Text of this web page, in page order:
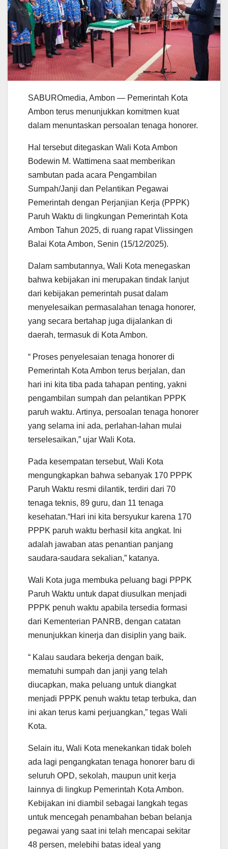
SABUROmedia, Ambon — Pemerintah Kota
Ambon terus menunjukkan komitmen kuat
dalam menuntaskan persoalan tenaga honorer.
Hal tersebut ditegaskan Wali Kota Ambon
Bodewin M. Wattimena saat memberikan
sambutan pada acara Pengambilan
Sumpah/Janji dan Pelantikan Pegawai
Pemerintah dengan Perjanjian Kerja (PPPK)
Paruh Waktu di lingkungan Pemerintah Kota
Ambon Tahun 2025, di ruang rapat Vlissingen
Balai Kota Ambon, Senin (15/12/2025).
Dalam sambutannya, Wali Kota menegaskan
bahwa kebijakan ini merupakan tindak lanjut
dari kebijakan pemerintah pusat dalam
menyelesaikan permasalahan tenaga honorer,
yang secara bertahap juga dijalankan di
daerah, termasuk di Kota Ambon.
“ Proses penyelesaian tenaga honorer di
Pemerintah Kota Ambon terus berjalan, dan
hari ini kita tiba pada tahapan penting, yakni
pengambilan sumpah dan pelantikan PPPK
paruh waktu. Artinya, persoalan tenaga honorer
yang selama ini ada, perlahan-lahan mulai
terselesaikan,” ujar Wali Kota.
Pada kesempatan tersebut, Wali Kota
mengungkapkan bahwa sebanyak 170 PPPK
Paruh Waktu resmi dilantik, terdiri dari 70
tenaga teknis, 89 guru, dan 11 tenaga
kesehatan.“Hari ini kita bersyukur karena 170
PPPK paruh waktu berhasil kita angkat. Ini
adalah jawaban atas penantian panjang
saudara-saudara sekalian,” katanya.
Wali Kota juga membuka peluang bagi PPPK
Paruh Waktu untuk dapat diusulkan menjadi
PPPK penuh waktu apabila tersedia formasi
dari Kementerian PANRB, dengan catatan
menunjukkan kinerja dan disiplin yang baik.
“ Kalau saudara bekerja dengan baik,
mematuhi sumpah dan janji yang telah
diucapkan, maka peluang untuk diangkat
menjadi PPPK penuh waktu tetap terbuka, dan
ini akan terus kami perjuangkan,” tegas Wali
Kota.
Selain itu, Wali Kota menekankan tidak boleh
ada lagi pengangkatan tenaga honorer baru di
seluruh OPD, sekolah, maupun unit kerja
lainnya di lingkup Pemerintah Kota Ambon.
Kebijakan ini diambil sebagai langkah tegas
untuk mencegah penambahan beban belanja
pegawai yang saat ini telah mencapai sekitar
48 persen, melebihi batas ideal yang